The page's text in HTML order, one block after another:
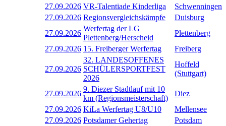
27.09.2026 VR-Talentiade Kinderliga
Schwenningen
27.09.2026 Regionsvergleichskämpfe
Duisburg
27.09.2026
Werfertag der LG
Plettenberg/Herscheid
Plettenberg
27.09.2026 15. Freiberger Werfertag Freiberg
27.09.2026
32. LANDESOFFENES
SCHÜLERSPORTFEST
2026
Hoffeld
(Stuttgart)
27.09.2026
9. Diezer Stadtlauf mit 10
km (Regionsmeisterschaft)
Diez
27.09.2026 KiLa Werfertag U8/U10
Mellensee
27.09.2026 Potsdamer Gehertag Potsdam